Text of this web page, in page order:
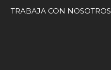
TRABAJA CON NOSOTROS